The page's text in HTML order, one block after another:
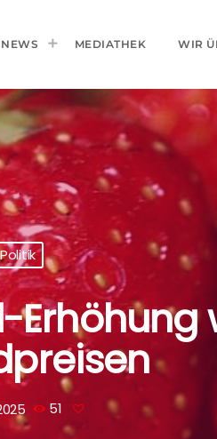
NEWS MEDIATHEK WIR
Politik
51